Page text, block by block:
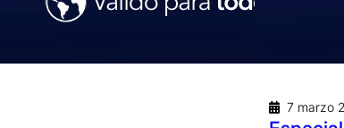
7 marzo